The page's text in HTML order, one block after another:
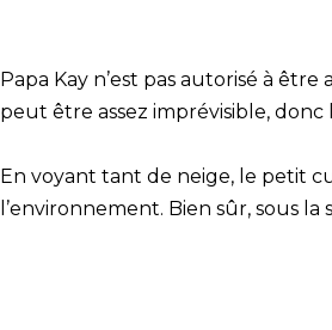
Papa Kay n’est pas autorisé à
peut être assez imprévisible,
En voyant tant de neige, le petit
l’environnement. Bien sûr, sous